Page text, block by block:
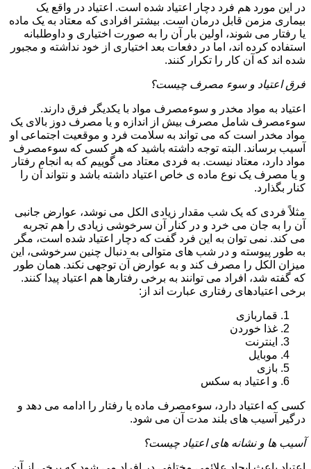
در این مورد هم فرد دچار اعتیاد شده است. اعتیاد در واقع یک
بیماری مزمن قابل درمان است. بیشتر افرادی که معتاد به یک ماده
یا رفتار می شوند، اولین بار آن را به صورت اختیاری و داوطلبانه
استفاده کرده اند، اما در دفعات بعد اختیاری از خود نداشته و مجبور
شده اند که آن کار را تکرار کنند.
فرق اعتیاد و سوء مصرف چیست؟
اعتیاد به مواد مخدر و سوءمصرف مواد با یکدیگر فرق دارند.
سوءمصرف شامل مصرف بیش از اندازه و یا مصرف دوز بالای یک
مواد مخدر است که می تواند به سلامت فرد و موقعیت اجتماعی او
آسیب برساند. البته توجه داشته باشید که هر کسی که سوءمصرف
مواد دارد، معتاد نیست. به فردی معتاد می گوییم که به انجام رفتار
و یا مصرف یک نوع ماده ی خاص اعتیاد داشته باشد و نتواند آن را
کنار بگذارد.
مثلاً فردی که یک شب مقدار زیادی الکل می نوشد، عوارض جانبی
آن را به جان می خرد و در کنار آن سرخوشی زیادی را هم تجربه
می کند. نمی توان به این فرد گفت که دچار اعتیاد شده است، مگر
به طور پیوسته و در شب های متوالی به دنبال چنین سرخوشی، این
میزان الکل را مصرف کند و به عوارض آن توجهی نکند. همان طور
که گفته شد، افراد می توانند به برخی رفتارها هم اعتیاد پیدا کنند.
برخی اعتیادهای رفتاری عبارت اند از:
قماربازی
غذا خوردن
اینترنت
موبایل
بازی
و اعتیاد به سکس
کسی که اعتیاد دارد، سوءمصرف ماده یا رفتار را ادامه می دهد و
درگیر آسیب های بلند مدت آن می شود.
آسیب ها و نشانه های اعتیاد چیست؟